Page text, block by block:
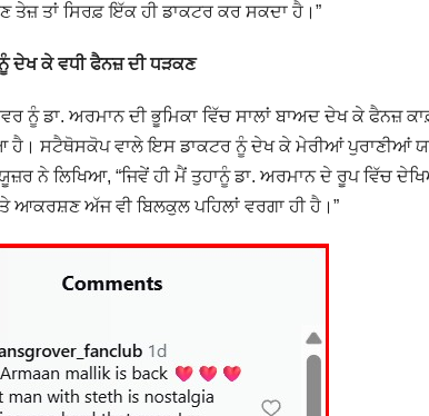
ਤੇਜ਼ ਤਾਂ ਸਿਰਫ਼ ਇੱਕ ਹੀ ਡਾਕਟਰ ਕਰ ਸਕਦਾ ਹੈ।”
ਨੂੰ ਦੇਖ ਕੇ ਵਧੀ ਫੈਨਜ਼ ਦੀ ਧੜਕਣ
ਨੂੰ ਡਾ. ਅਰਮਾਨ ਦੀ ਭੂਮਿਕਾ ਵਿੱਚ ਸਾਲਾਂ ਬਾਅਦ ਦੇਖ ਕੇ ਫੈਨਜ਼
ਹੈ। ਸਟੈਥੋਸਕੋਪ ਵਾਲੇ ਇਸ ਡਾਕਟਰ ਨੂੰ ਦੇਖ ਕੇ ਮੇਰੀਆਂ ਪੁਰਾਣੀਆਂ
ਨੇ ਲਿਖਿਆ, “ਜਿਵੇਂ ਹੀ ਮੈਂ ਤੁਹਾਨੂੰ ਡਾ. ਅਰਮਾਨ ਦੇ ਰੂਪ ਵਿੱਚ
ਆਕਰਸ਼ਣ ਅੱਜ ਵੀ ਬਿਲਕੁਲ ਪਹਿਲਾਂ ਵਰਗਾ ਹੀ ਹੈ।”